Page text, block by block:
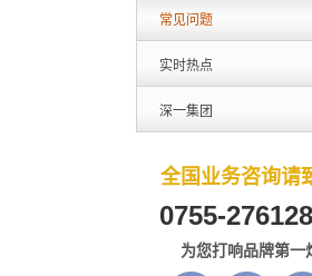
常见问题
实时热点
深一集团
全国业务咨询请
0755-
为您打响品牌第一